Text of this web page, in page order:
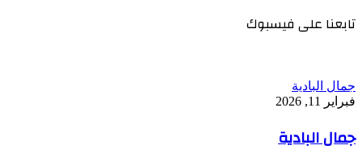
تابعنا على فيسبوك
جمال البادية
فبراير 11, 2026
جمال البادية